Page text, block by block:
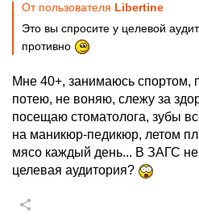
От пользователя Libertine
Это вы спросите у целевой
противно
Мне 40+, занимаюсь спортом,
потею, не воняю, слежу за
посещаю стоматолога, зубы
на маникюр-педикюр, летом
мясо каждый день... В ЗАГС не
целевая аудитория?